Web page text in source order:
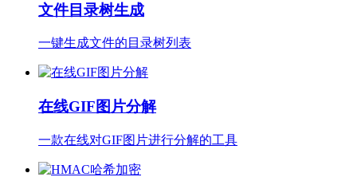
文件目录树生成
一键生成文件的目录树列表
在线GIF图片分解
一款在线对GIF图片进行分解的工具